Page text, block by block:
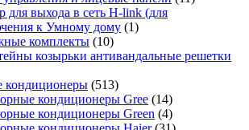
для выхода в сеть H-link (для
к Умному дому (1)
комплекты (10)
козырьки антивандальные решетки
кондиционеры (513)
кондиционеры Gree (14)
кондиционеры Green (4)